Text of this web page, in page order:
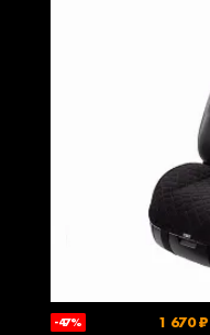
-47% 1 670 ₽